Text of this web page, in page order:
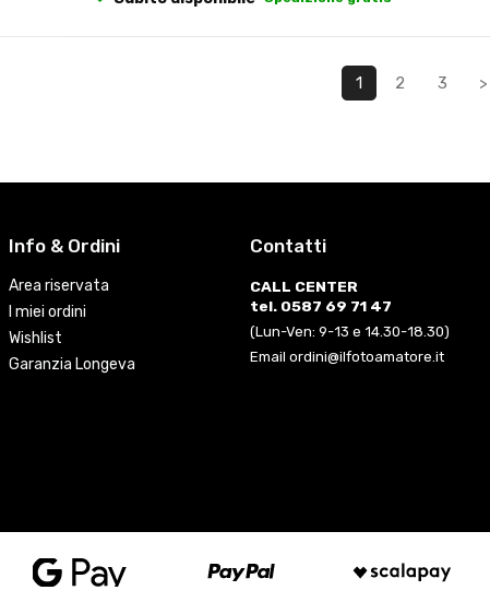
1 2 3 >
Info & Ordini
Area riservata
I miei ordini
Wishlist
Garanzia Longeva
Contatti
CALL CENTER
tel. 0587 69 71 47
(Lun-Ven: 9-13 e 14.30-18.30)
Email ordini@ilfotoamatore.it